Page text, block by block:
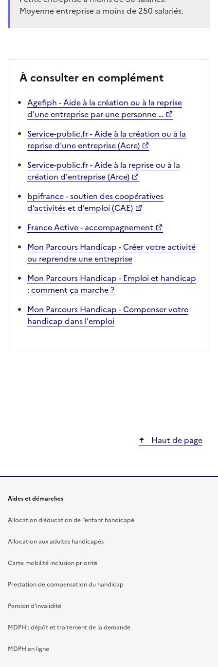
Moyenne entreprise a moins de 250 salariés.
À consulter en complément
Agefiph - Aide à la création ou à la reprise
d'une entreprise par une personne …
Service-public.fr - Aide à la création ou à la
reprise d'une entreprise (Acre)
Service-public.fr - Aide à la reprise ou à la
création d'entreprise (Arce)
bpifrance - soutien des coopératives
d’activités et d’emploi (CAE)
France Active - accompagnement
Mon Parcours Handicap - Créer votre activité
ou reprendre une entreprise
Mon Parcours Handicap - Emploi et handicap
: comment ça marche ?
Mon Parcours Handicap - Compenser votre
handicap dans l'emploi
Haut de page
Aides et démarches
Allocation d’éducation de l’enfant handicapé
Allocation aux adultes handicapés
Carte mobilité inclusion priorité
Prestation de compensation du handicap
Pension d'invalidité
MDPH : dépôt et traitement de la demande
MDPH en ligne